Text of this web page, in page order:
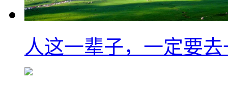
人这一辈子，一定要